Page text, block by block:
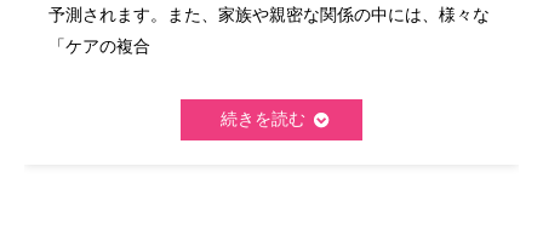
予測されます。また、家族や親密な関係の中には、様々な
「ケアの複合
続きを読む